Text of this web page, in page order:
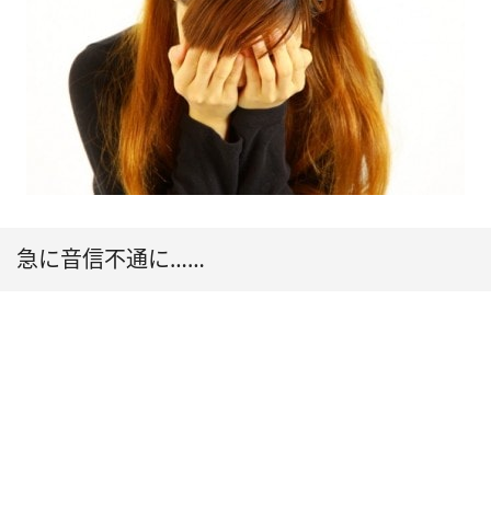
急に音信不通に……